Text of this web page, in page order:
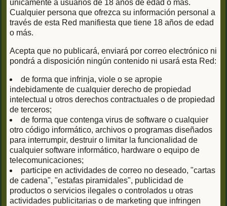
únicamente a usuarios de 18 años de edad o más.
Cualquier persona que ofrezca su información personal a
través de esta Red manifiesta que tiene 18 años de edad
o más.
Acepta que no publicará, enviará por correo electrónico ni
pondrá a disposición ningún contenido ni usará esta Red:
de forma que infrinja, viole o se apropie
indebidamente de cualquier derecho de propiedad
intelectual u otros derechos contractuales o de propiedad
de terceros;
de forma que contenga virus de software o cualquier
otro código informático, archivos o programas diseñados
para interrumpir, destruir o limitar la funcionalidad de
cualquier software informático, hardware o equipo de
telecomunicaciones;
participe en actividades de correo no deseado, "cartas
de cadena", "estafas piramidales", publicidad de
productos o servicios ilegales o controlados u otras
actividades publicitarias o de marketing que infringen